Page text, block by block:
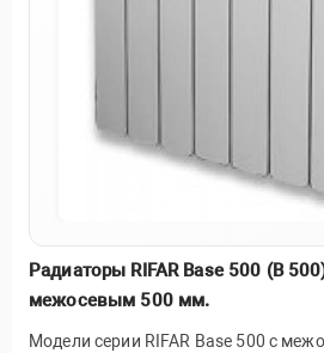
Радиаторы RIFAR Base 500 (B
межосевым 500 мм.
Модели серии RIFAR Base 500 с